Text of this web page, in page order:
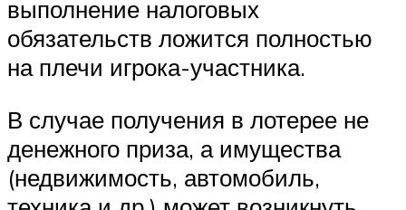
выполнение налоговых
обязательств ложится полностью
на плечи игрока-участника.
В случае получения в лотерее не
денежного приза, а имущества
(недвижимость, автомобиль,